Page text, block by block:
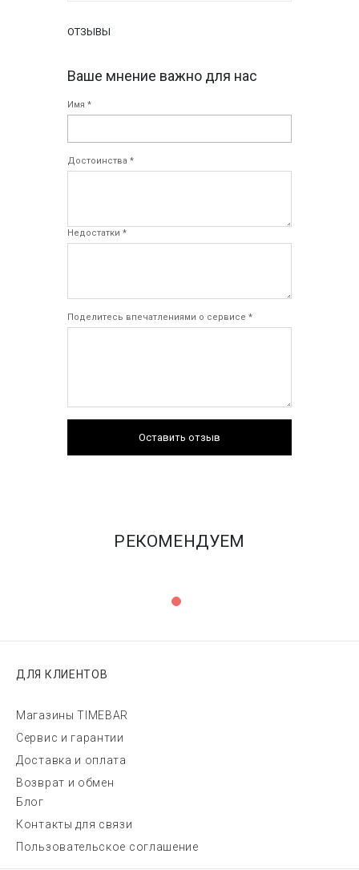
ОТЗЫВЫ
Ваше мнение важно для нас
Имя *
Достоинства *
Недостатки *
Поделитесь впечатлениями о сервисе *
Оставить отзыв
РЕКОМЕНДУЕМ
ДЛЯ КЛИЕНТОВ
Магазины TIMEBAR
Сервис и гарантии
Доставка и оплата
Возврат и обмен
Блог
Контакты для связи
Пользовательское соглашение